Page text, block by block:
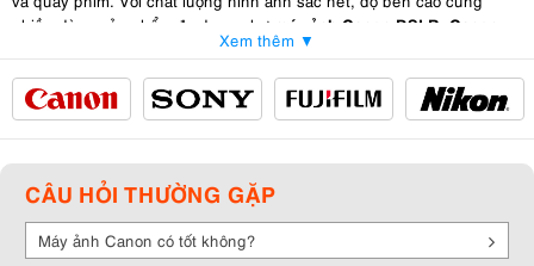
nhiều dòng sản phẩm đa dạng như
máy ảnh Canon DSLR, Canon
Mirrorless EOS R, Compact PowerShot, Ixus
ảnh gia chuyên nghiệp cho đến các vlogger, YouTuber.
máy ảnh Canon chính hãng giá tốt 2025
máy chụp hình Canon
2. Ưu và nhược điểm Máy ảnh Canon
Xem thêm ▼
CÂU HỎI THƯỜNG GẶP
Máy ảnh Canon có tốt không?